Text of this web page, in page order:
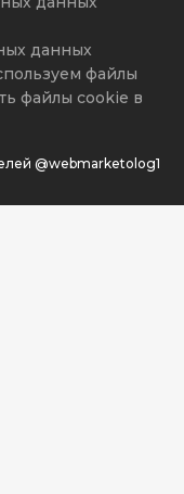
данных
файлы
файлы cookie в
@webmarketolog1